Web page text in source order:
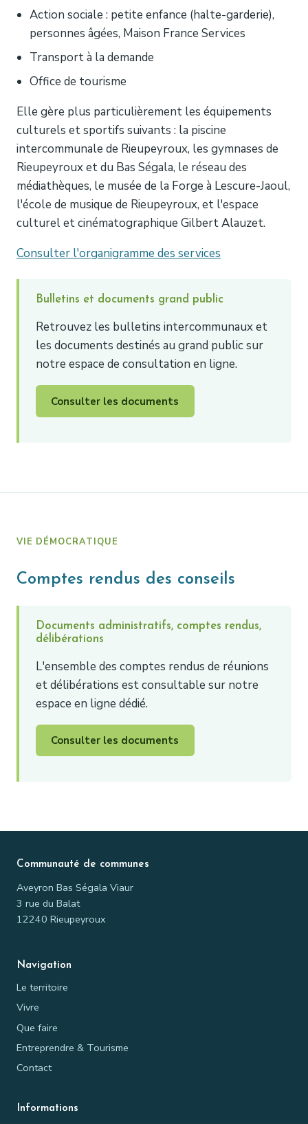
Action sociale : petite enfance (halte-garderie),
personnes âgées, Maison France Services
Transport à la demande
Office de tourisme
Elle gère plus particulièrement les équipements
culturels et sportifs suivants : la piscine
intercommunale de Rieupeyroux, les gymnases de
Rieupeyroux et du Bas Ségala, le réseau des
médiathèques, le musée de la Forge à Lescure-Jaoul,
l'école de musique de Rieupeyroux, et l'espace
culturel et cinématographique Gilbert Alauzet.
Consulter l'organigramme des services
Bulletins et documents grand public
Retrouvez les bulletins intercommunaux et
les documents destinés au grand public sur
notre espace de consultation en ligne.
Consulter les documents
VIE DÉMOCRATIQUE
Comptes rendus des conseils
Documents administratifs, comptes rendus,
délibérations
L'ensemble des comptes rendus de réunions
et délibérations est consultable sur notre
espace en ligne dédié.
Consulter les documents
Communauté de communes
Aveyron Bas Ségala Viaur
3 rue du Balat
12240 Rieupeyroux
Navigation
Le territoire
Vivre
Que faire
Entreprendre & Tourisme
Contact
Informations